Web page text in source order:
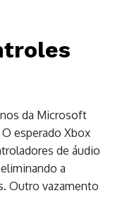
da Microsoft
esperado Xbox
de áudio
a
Outro vazamento